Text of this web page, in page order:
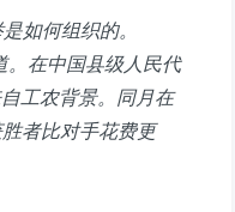
如何组织的。
。在中国县级人民代
工农背景。同月在
者比对手花费更